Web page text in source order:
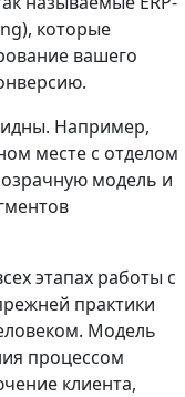
которые
вашего
Например,
месте с отделом
модель и
этапах работы с
практики
Модель
процессом
клиента,